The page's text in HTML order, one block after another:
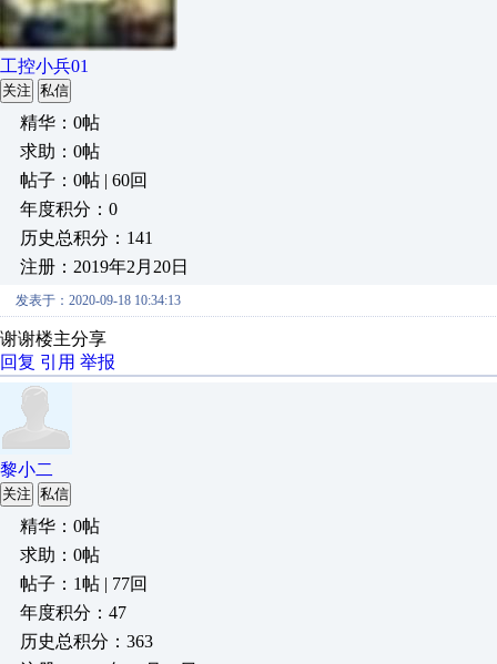
工控小兵01
关注 私信
精华：0帖
求助：0帖
帖子：0帖 | 60回
年度积分：0
历史总积分：141
注册：2019年2月20日
发表于：2020-09-18 10:34:13
谢谢楼主分享
回复 引用 举报
黎小二
关注 私信
精华：0帖
求助：0帖
帖子：1帖 | 77回
年度积分：47
历史总积分：363